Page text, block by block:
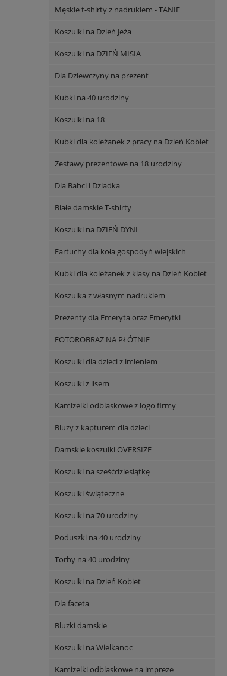
Męskie t-shirty z nadrukiem - TANIE
Koszulki na Dzień Jeża
Koszulki na DZIEŃ MISIA
Dla Dziewczyny na prezent
Kubki na 40 urodziny
Koszulki na 18
Kubki dla koleżanek z pracy na Dzień Kobiet
Zestawy prezentowe na 18 urodziny
Dla Babci i Dziadka
Białe damskie T-shirty
Koszulki na DZIEŃ DYNI
Fartuchy dla koła gospodyń wiejskich
Kubki dla koleżanek z klasy na Dzień Kobiet
Koszulka z własnym nadrukiem
Prezenty dla Emeryta oraz Emerytki
FOTOROBRAZ NA PŁÓTNIE
Koszulki dla dzieci z imieniem
Koszulki z lisem
Kamizelki odblaskowe z logo firmy
Bluzy z kapturem dla dzieci
Damskie koszulki OVERSIZE
Koszulki na sześćdziesiątkę
Koszulki świąteczne
Koszulki na 70 urodziny
Poduszki na 40 urodziny
Torby na 40 urodziny
Koszulki na Dzień Kobiet
Dla faceta
Bluzki damskie
Koszulki na Wielkanoc
Kamizelki odblaskowe na impreze